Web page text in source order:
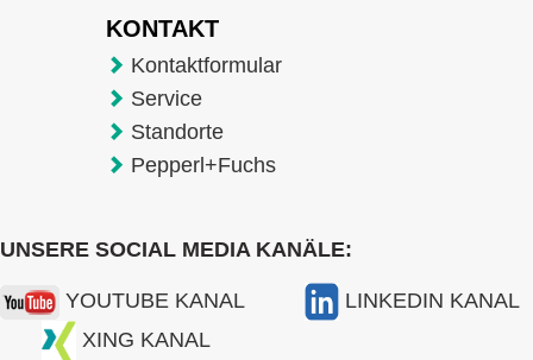
KONTAKT
Kontaktformular
Service
Standorte
Pepperl+Fuchs
UNSERE SOCIAL MEDIA KANÄLE:
YOUTUBE KANAL
LINKEDIN KANAL
XING KANAL